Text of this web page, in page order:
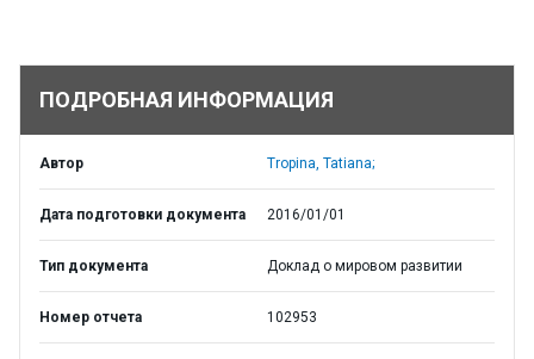
ПОДРОБНАЯ ИНФОРМАЦИЯ
Автор Tropina, Tatiana;
Дата подготовки документа 2016/01/01
Тип документа Доклад о мировом развитии
Номер отчета 102953